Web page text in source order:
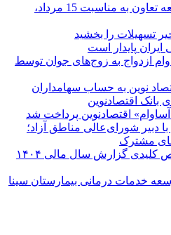
پیام مدیرعامل بانک توسعه تعاون به مناسبت 15 مرداد،
تسهیلات را بخشید
پایدار است
از ۸ همت وام ازدواج به زوج‌های جوان توسط
نوین به حساب سهامداران
دبیر شورای‌عالی مناطق آزاد؛
مشترک
پیشتازی سپ در ۸ شاخص کلیدی گزارش سال مالی ۱۴۰۴
خدمات درمانی بیمارستان سینا